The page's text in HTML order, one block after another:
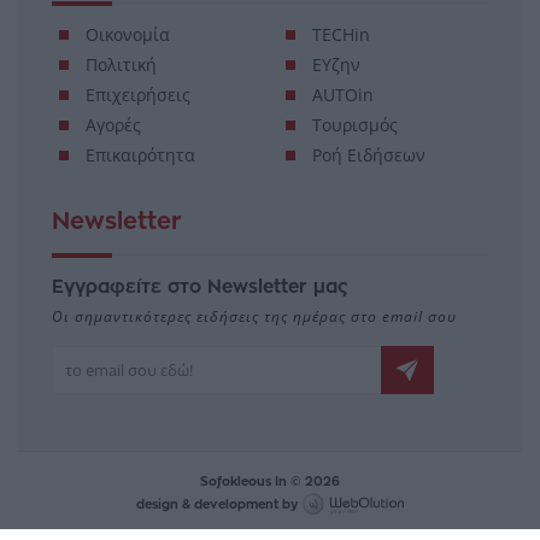
Οικονομία
Πολιτική
Επιχειρήσεις
Αγορές
Επικαιρότητα
TECHin
ΕΥζην
AUTOin
Τουρισμός
Ροή Ειδήσεων
Newsletter
Εγγραφείτε στο Newsletter μας
Οι σημαντικότερες ειδήσεις της ημέρας στο email σου
Sofokleous In © 2026
design & development by